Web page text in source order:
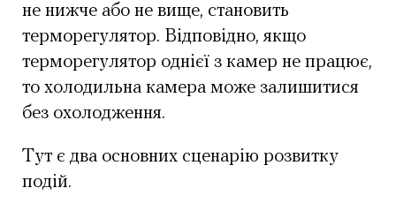
не нижче або не вище, становить
терморегулятор. Відповідно, якщо
терморегулятор однієї з камер не працює,
то холодильна камера може залишитися
без охолодження.
Тут є два основних сценарію розвитку
подій.